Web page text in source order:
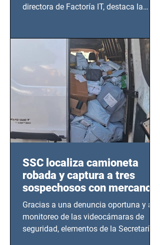
directora de Factoría IT, destaca la
SSC localiza camioneta
robada y captura a tres
sospechosos con mercancía
en Azcapotzalco
Gracias a una denuncia oportuna y al
monitoreo de las videocámaras de
seguridad, elementos de la Secretaría